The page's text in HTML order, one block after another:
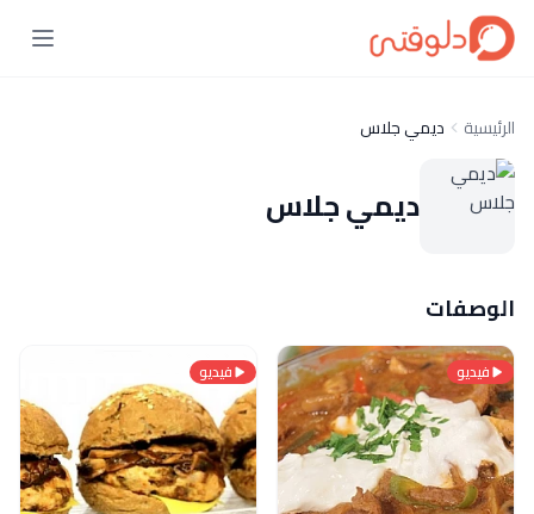
الرئيسية ديمي جلاس
ديمي جلاس
الوصفات
فيديو فيديو